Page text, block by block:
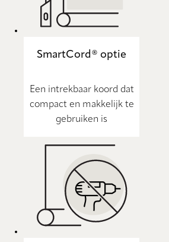
SmartCord® optie
Een intrekbaar koord dat
compact en makkelijk te
gebruiken is